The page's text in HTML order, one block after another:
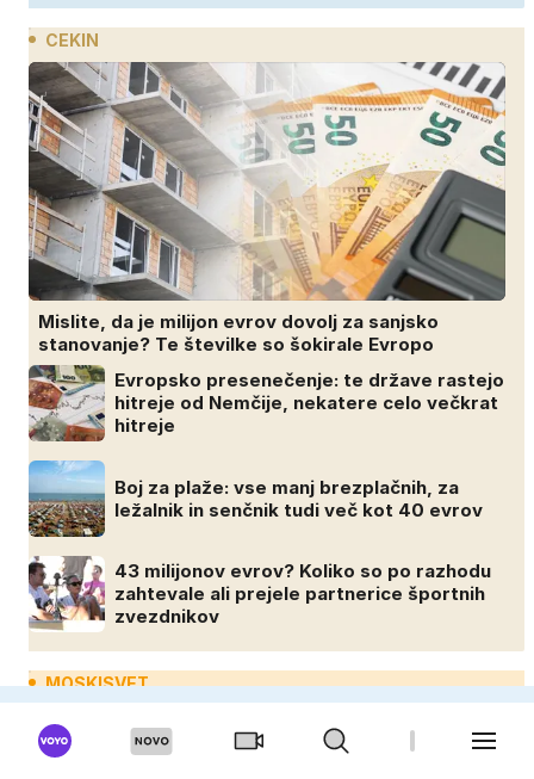
CEKIN
Mislite, da je milijon evrov dovolj za sanjsko
stanovanje? Te številke so šokirale Evropo
Evropsko presenečenje: te države rastejo
hitreje od Nemčije, nekatere celo večkrat
hitreje
Boj za plaže: vse manj brezplačnih, za
ležalnik in senčnik tudi več kot 40 evrov
43 milijonov evrov? Koliko so po razhodu
zahtevale ali prejele partnerice športnih
zvezdnikov
MOSKISVET